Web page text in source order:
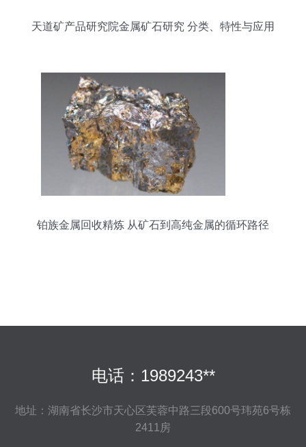
天道矿产品研究院金属矿石研究 分类、特性与应用
铂族金属回收精炼 从矿石到高纯金属的循环路径
电话：1989243**
地址：湖南省长沙市天心区芙蓉中路三段600号玮苑6号栋
2411房